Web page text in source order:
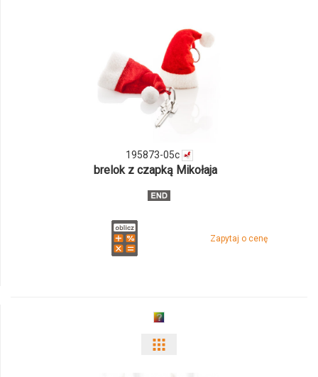
i
ilości
produktu
05c
195873-05c
brelok z czapką Mikołaja
Zapytaj o cenę